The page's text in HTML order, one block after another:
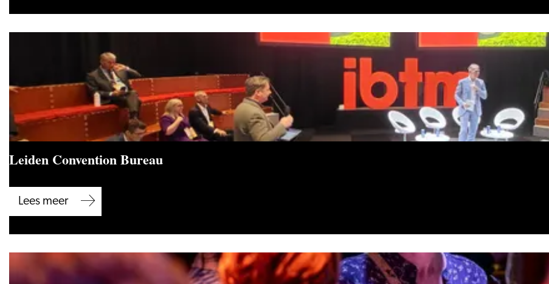
Leiden Convention Bureau
Leiden
Convention
Bureau
Lees meer